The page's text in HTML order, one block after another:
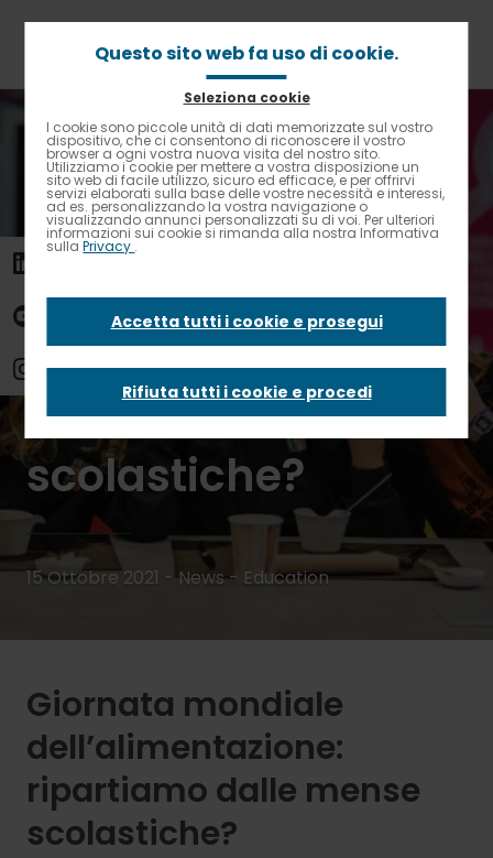
Contrasto elevato
Briciole
pane
Home
News
Giornata mondiale dell’alimentazione: ripartiamo dalle
mense scolastiche?
Giornata mondiale
dell’alimentazione:
ripartiamo dalle
mense
scolastiche?
15 Ottobre 2021 - News - Education
Giornata mondiale
dell’alimentazione:
ripartiamo dalle mense
scolastiche?
Questo sito web fa uso di cookie.
Seleziona cookie
I cookie sono piccole unità di dati memorizzate sul vostro
dispositivo, che ci consentono di riconoscere il vostro
browser a ogni vostra nuova visita del nostro sito.
Utilizziamo i cookie per mettere a vostra disposizione un
sito web di facile utilizzo, sicuro ed efficace, e per offrirvi
servizi elaborati sulla base delle vostre necessità e interessi,
ad es. personalizzando la vostra navigazione o
visualizzando annunci personalizzati su di voi. Per ulteriori
informazioni sui cookie si rimanda alla nostra Informativa
sullaPrivacy .
Accetta tutti i cookie e prosegui
Rifiuta tutti i cookie e procedi